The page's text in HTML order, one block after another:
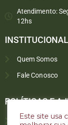
Atendimento:
12hs
INSTITUCIONAL
Quem Somos
Fale Conosco
POLÍTICAS E
Política de
Este site usa